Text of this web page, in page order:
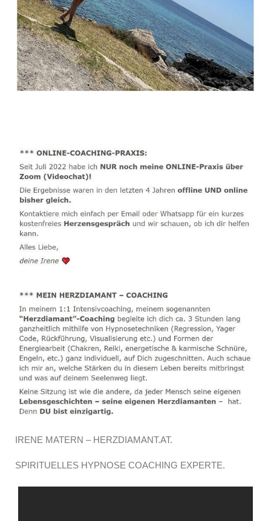
IRENE MATERN – HERZDIAMANT.AT.
SPIRITUELLES HYPNOSE COACHING EXPERTE.